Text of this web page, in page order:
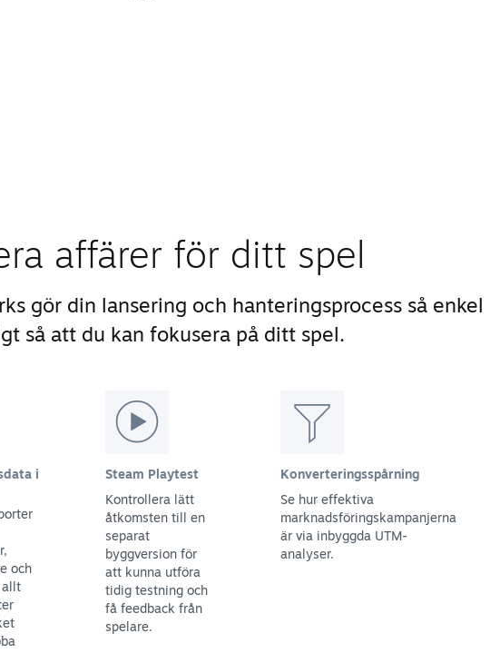
affärer för ditt spel
gör din lansering och hanteringsprocess så enkel
så att du kan fokusera på ditt spel.
i
och
allt
Steam Playtest
Kontrollera lätt
åtkomsten till en
separat
byggversion för
att kunna utföra
tidig testning och
få feedback från
spelare.
Konverteringsspårning
Se hur effektiva
marknadsföringskampanjerna
är via inbyggda UTM-
analyser.